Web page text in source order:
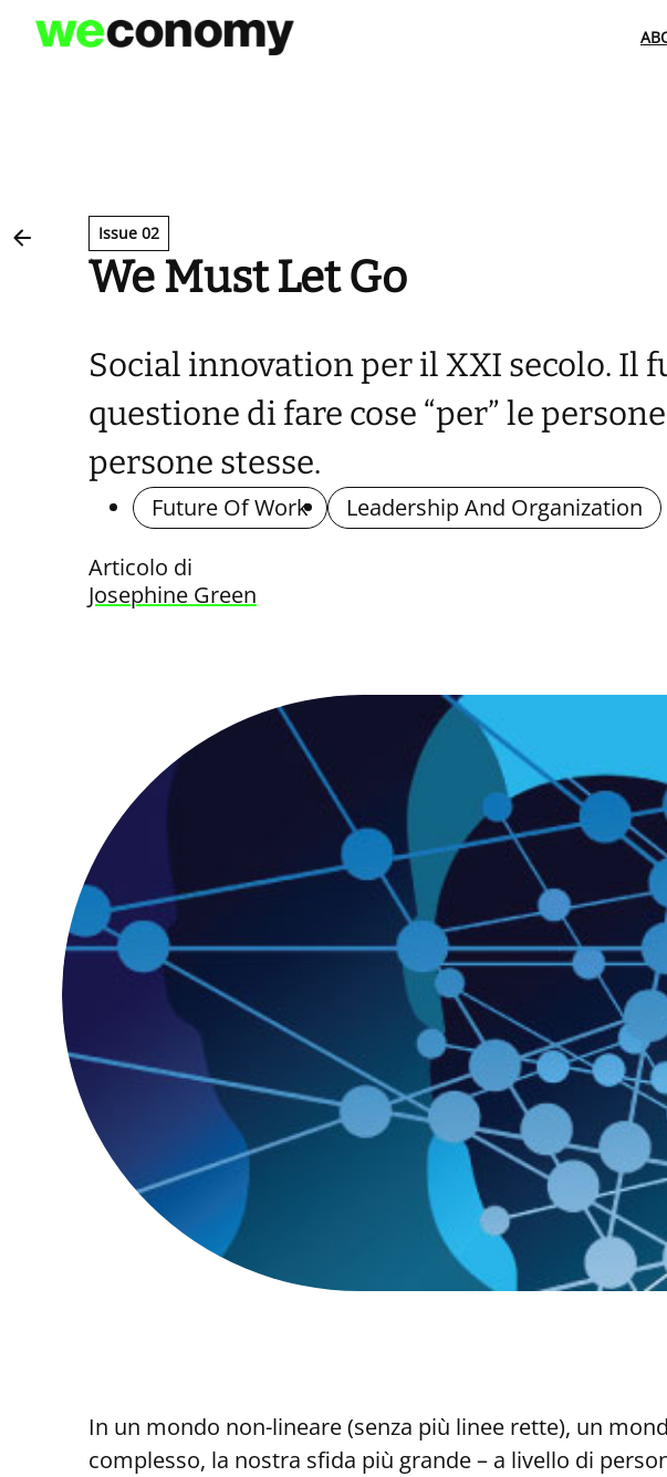
Vai
Issue 02
We Must Let Go
Social innovation per il XXI secolo. Il
questione di fare cose “per” le
persone stesse.
Future Of Work
Leadership And Organization
Articolo di
Josephine Green
In un mondo non-lineare (senza più linee rette), un
complesso, la nostra sfida più grande – a livello di